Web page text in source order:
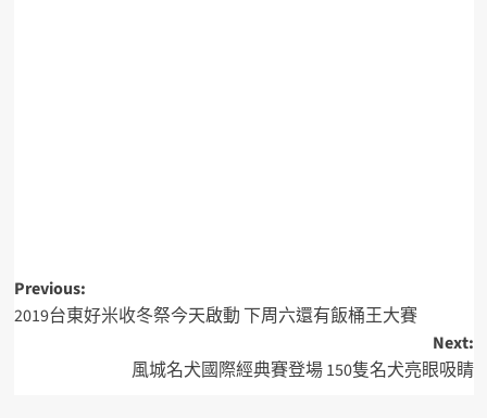
Previous:
2019台東好米收冬祭今天啟動 下周六還有飯桶王大賽
Next:
風城名犬國際經典賽登場 150隻名犬亮眼吸睛